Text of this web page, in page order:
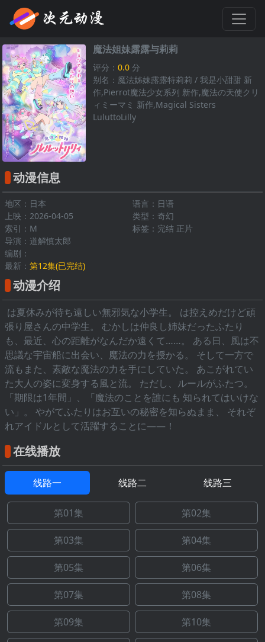
魔法姐妹露露与莉莉
评分：0.0 分
别名：魔法姊妹露露特莉莉 / 我是小甜甜 新
作,Pierrot魔法少女系列 新作,魔法の天使クリ
ィミーマミ 新作,Magical Sisters
LuluttoLilly
动漫信息
地区：日本
语言：日语
上映：2026-04-05
类型：奇幻
索引：M
标签：完结 正片
导演：道解慎太郎
编剧：
最新： 第12集(已完结)
动漫介绍
は夏休みが待ち遠しい無邪気な小学生。 は控えめだけど頑
張り屋さんの中学生。 むかしは仲良し姉妹だったふたり
も、最近、心の距離がなんだか遠くて……。 ある日、風は不
思議な宇宙船に出会い、魔法の力を授かる。 そして一方で
流もまた、素敵な魔法の力を手にしていた。 あこがれてい
た大人の姿に変身する風と流。 ただし、ルールがふたつ。
「期限は1年間」、「魔法のことを誰にも 知られてはいけな
い」。 やがてふたりはお互いの秘密を知らぬまま、 それぞ
れアイドルとして活躍することに――！
在线播放
线路一 线路二 线路三
第01集 第02集
第03集 第04集
第05集 第06集
第07集 第08集
第09集 第10集